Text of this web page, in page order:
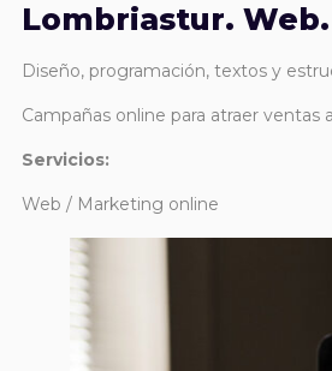
Lombriastur. Web.
Diseño, programación, textos y
Campañas online para atraer ventas
Servicios:
Web / Marketing online